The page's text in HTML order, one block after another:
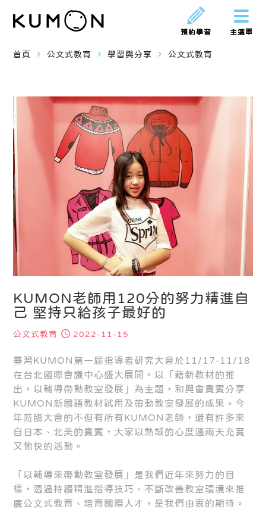
主選單
預約學習
首頁 navigate_next 公文式教育 navigate_next 學習與分享 navigate_next 公文式教育
KUMON老師用120分的努力精進自
己 堅持只給孩子最好的
公文式教育 2022-11-15
臺灣KUMON第一屆指導者研究大會於11/17-11/18
在台北國際會議中心盛大展開。以「藉新教材的推
出，以輔導帶動教室發展」為主題，和與會貴賓分享
KUMON新國語教材試用及帶動教室發展的成果。今
年蒞臨大會的不但有所有KUMON老師，還有許多來
自日本、北美的貴賓，大家以熱誠的心度過兩天充實
又愉快的活動。
「以輔導來帶動教室發展」是我們近年來努力的目
標，透過持續精進指導技巧、不斷改善教室環境來推
廣公文式教育、培育國際人才，是我們由衷的期待。